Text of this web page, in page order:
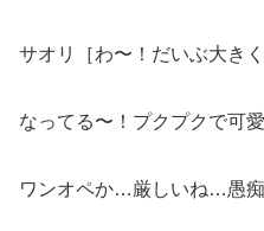
サオリ［わ〜！だいぶ大きく
なってる〜！プクプクで可
ワンオペか…厳しいね…愚